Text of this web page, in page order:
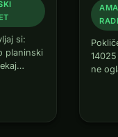
si:
planinski
ne
22